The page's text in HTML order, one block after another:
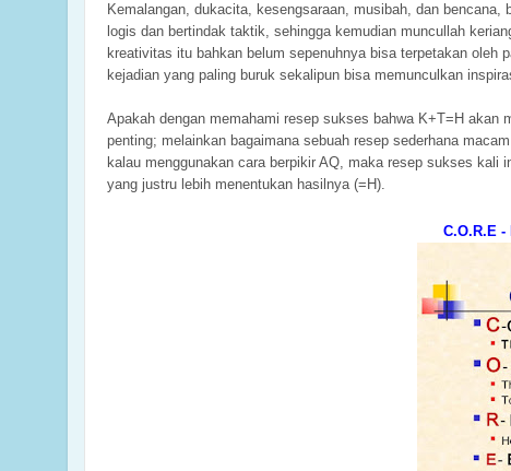
Kemalangan, dukacita, kesengsaraan, musibah, dan
logis dan bertindak taktik, sehingga kemudian muncullah
kreativitas itu bahkan belum sepenuhnya bisa terpetakan oleh
kejadian yang paling buruk sekalipun bisa memunculkan
Apakah dengan memahami resep sukses bahwa K+T=H
penting; melainkan bagaimana sebuah resep sederhana
kalau menggunakan cara berpikir AQ, maka resep sukses
yang justru lebih menentukan hasilnya (=H).
C.O.R.E -